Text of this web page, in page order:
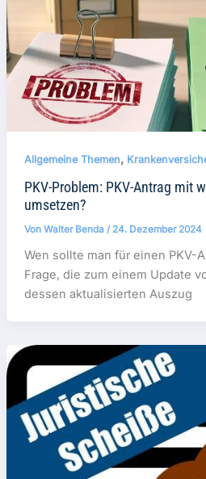
Allgemeine Themen,
PKV-Problem: PKV-Antrag mit
umsetzen?
Von Walter Benda / 24. Dezember 2024
Wen sollte man für einen PKV-
Frage, die zum einem Update
dessen aktualisierten Auszug